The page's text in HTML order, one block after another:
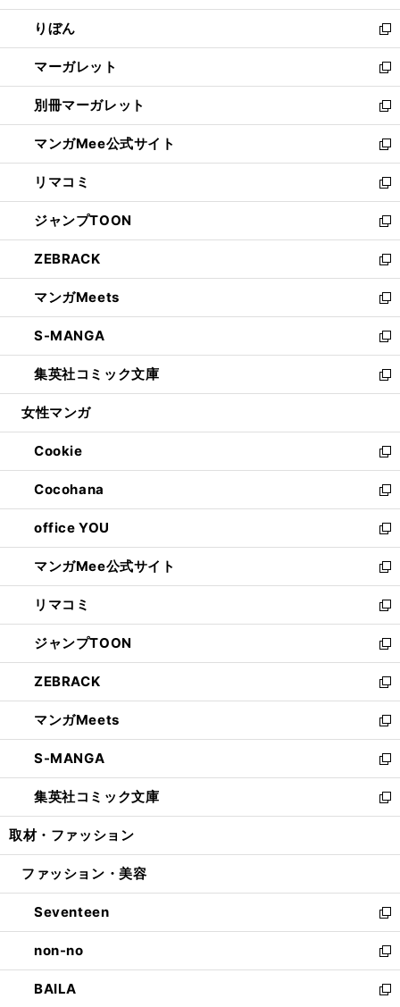
開
く
ウ
で
開
く
ン
ド
ウ
で
開
く
ウ
ィ
ン
ド
ウ
で
開
く
りぼん
新
し
い
ウ
ィ
ン
ド
ウ
で
開
く
マーガレット
新
し
い
ウ
ィ
ン
ド
ウ
で
開
く
別冊マーガレット
新
し
い
ウ
ィ
ン
ド
ウ
で
開
く
マンガMee公式サイト
新
し
い
ウ
ィ
ン
ド
ウ
で
開
く
リマコミ
新
し
い
ウ
ィ
ン
ド
ウ
で
開
く
ジャンプTOON
新
し
い
ウ
ィ
ン
ド
ウ
で
開
ZEBRACK
新
し
い
ウ
ィ
ン
ド
ウ
開
く
マンガMeets
新
し
い
ウ
ィ
ン
ウ
で
開
く
S-MANGA
新
し
い
ウ
ン
ド
ウ
で
開
く
集英社コミック文庫
新
し
ウ
ィ
ン
ド
ウ
で
開
く
女性マンガ
Cookie
新
し
い
ウ
ィ
ン
ド
ウ
で
開
く
Cocohana
新
し
い
ウ
ィ
ン
ド
ウ
で
開
く
office YOU
新
し
い
ウ
ィ
ン
ド
ウ
で
開
く
マンガMee公式サイト
新
し
い
ウ
ィ
ン
ド
ウ
で
開
く
リマコミ
新
し
い
ウ
ィ
ン
ド
ウ
で
開
く
ジャンプTOON
新
し
い
ウ
ィ
ン
ド
ウ
で
開
ZEBRACK
新
し
い
ウ
ィ
ン
ド
ウ
開
マンガMeets
新
し
い
ウ
ィ
ン
ウ
開
く
S-MANGA
新
し
い
ウ
ン
ウ
で
開
く
集英社コミック文庫
新
し
ウ
ン
ド
ウ
で
開
く
取材・ファッション
ファッション・美容
Seventeen
新
し
い
ウ
ィ
non-no
新
し
い
BAILA
新